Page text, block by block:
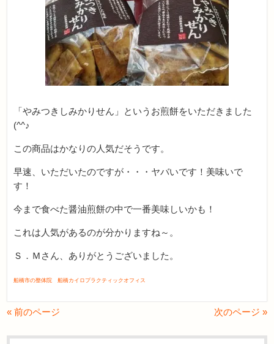
「やみつきしみかりせん」というお煎餅をいただきました
(^^♪
この商品はかなりの人気だそうです。
早速、いただいたのですが・・・ヤバいです！美味いで
す！
今まで食べた醤油煎餅の中で一番美味しいかも！
これは人気があるのが分かりますね～。
Ｓ．Ｍさん、ありがとうございました。
船橋市の整体院 船橋カイロプラクティックオフィス
« 前のページ 次のページ »